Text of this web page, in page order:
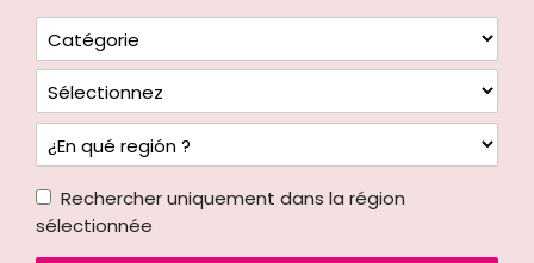
Rechercher uniquement dans la région
sélectionnée